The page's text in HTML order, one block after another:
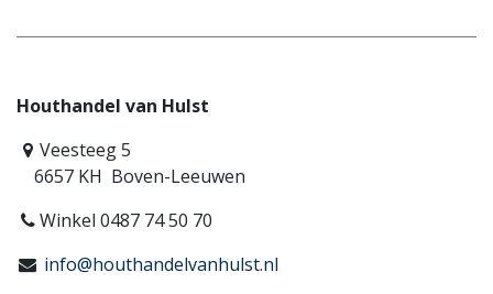
Houthandel van Hulst
Veesteeg 5
6657 KH Boven-Leeuwen
Winkel 0487 74 50 70
info@houthandelvanhulst.nl